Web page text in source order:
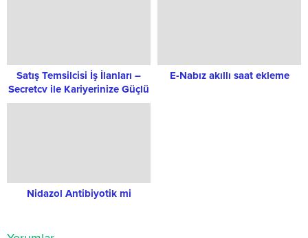
Satış Temsilcisi İş İlanları –
Secretcv ile Kariyerinize Güçlü
Bir Başlangıç
E-Nabız akıllı saat ekleme
Nidazol Antibiyotik mi